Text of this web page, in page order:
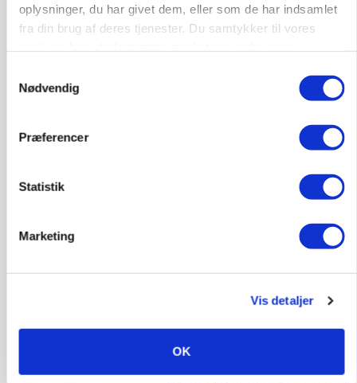
oplysninger, du har givet dem, eller som de har indsamlet
fra din brug af deres tjenester. Du samtykker til vores
Nødvendig
Præferencer
Statistik
Marketing
Vis detaljer
OK
PLANTER
Forserie til selvkørende skårlægger afprøves i år
ARRANGEMENT